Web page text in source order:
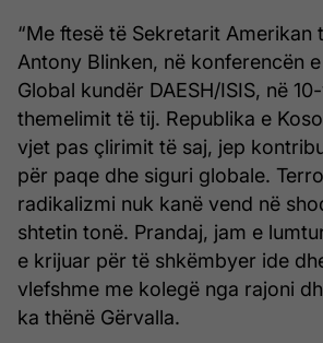
“Me ftesë të Sekretarit Amerikan
Antony Blinken, në konferencën
Global kundër DAESH/ISIS, në
themelimit të tij. Republika e
vjet pas çlirimit të saj, jep
për paqe dhe siguri globale.
radikalizmi nuk kanë vend në
shtetin tonë. Prandaj, jam e
e krijuar për të shkëmbyer ide
vlefshme me kolegë nga rajoni
ka thënë Gërvalla.